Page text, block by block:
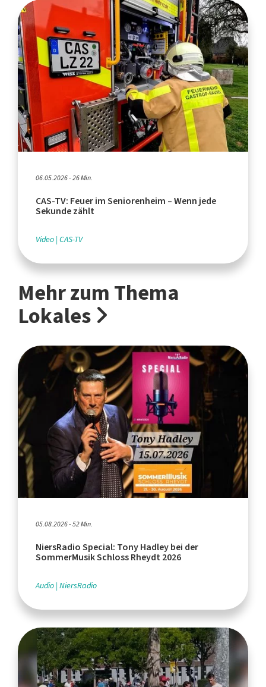
06.05.2026 - 26 Min.
CAS-TV: Feuer im Seniorenheim – Wenn jede
Sekunde zählt
Video CAS-TV
Mehr zum Thema
Lokales
05.08.2026 - 52 Min.
NiersRadio Special: Tony Hadley bei der
SommerMusik Schloss Rheydt 2026
Audio NiersRadio